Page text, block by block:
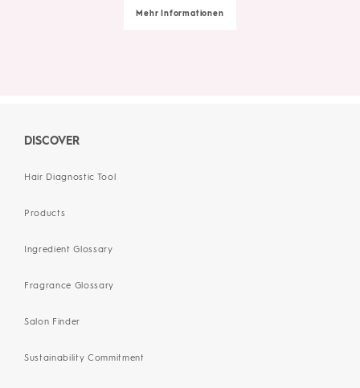
Mehr Informationen
DISCOVER
Hair Diagnostic Tool
Products
Ingredient Glossary
Fragrance Glossary
Salon Finder
Sustainability Commitment